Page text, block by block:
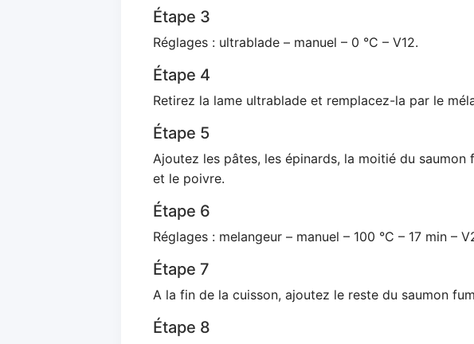
Étape 3
Réglages : ultrablade – manuel – 0 °C – V12.
Étape 4
Retirez la lame ultrablade et remplacez-la par le
Étape 5
Ajoutez les pâtes, les épinards, la moitié du saumon
et le poivre.
Étape 6
Réglages : melangeur – manuel – 100 °C – 17 min –
Étape 7
A la fin de la cuisson, ajoutez le reste du saumon
Étape 8